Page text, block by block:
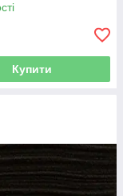
Купити